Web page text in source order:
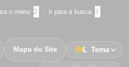
o menu 2 Ir para a busca 3
Mapa do Site Tema